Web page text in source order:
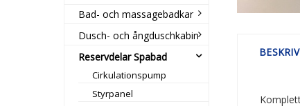
Bad- och massagebadkar
Dusch- och ångduschkabin
Reservdelar Spabad
Cirkulationspump
Styrpanel